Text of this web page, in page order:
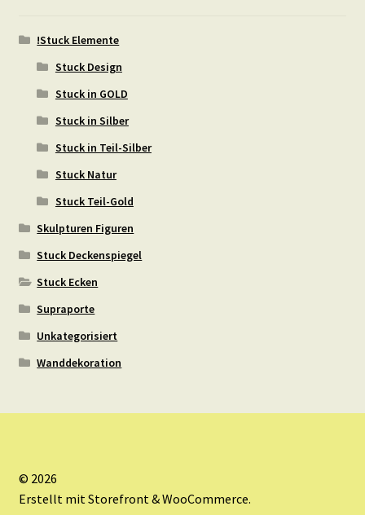
!Stuck Elemente
Stuck Design
Stuck in GOLD
Stuck in Silber
Stuck in Teil-Silber
Stuck Natur
Stuck Teil-Gold
Skulpturen Figuren
Stuck Deckenspiegel
Stuck Ecken
Supraporte
Unkategorisiert
Wanddekoration
© 2026
Erstellt mit Storefront & WooCommerce.